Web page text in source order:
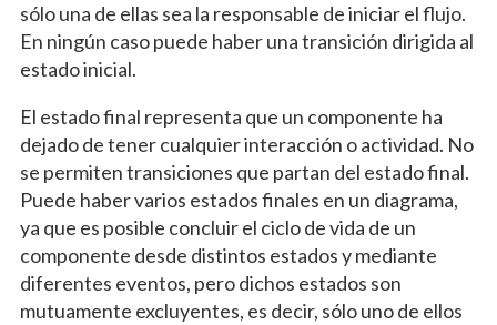
sólo una de ellas sea la responsable de iniciar el flujo.
En ningún caso puede haber una transición dirigida al
estado inicial.
El estado final representa que un componente ha
dejado de tener cualquier interacción o actividad. No
se permiten transiciones que partan del estado final.
Puede haber varios estados finales en un diagrama,
ya que es posible concluir el ciclo de vida de un
componente desde distintos estados y mediante
diferentes eventos, pero dichos estados son
mutuamente excluyentes, es decir, sólo uno de ellos